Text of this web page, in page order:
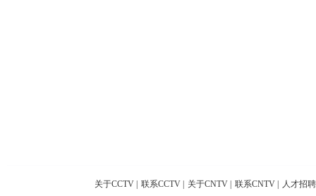
关于CCTV 联系CCTV 关于CNTV 联系CNTV 人才招聘